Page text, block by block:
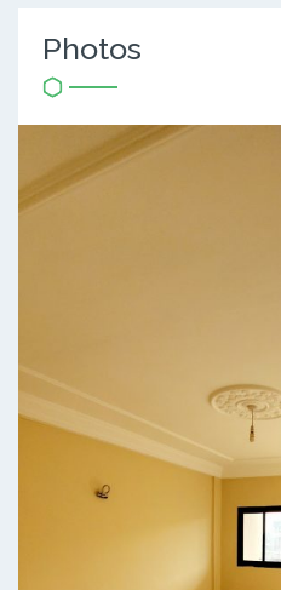
Photos